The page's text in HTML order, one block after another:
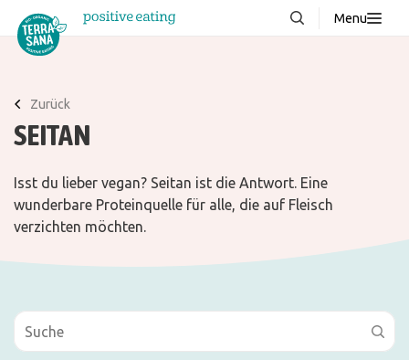
Menu
Über uns
Wissenswertes
Rezepte
Zurück
SEITAN
Isst du lieber vegan? Seitan ist die Antwort. Eine
wunderbare Proteinquelle für alle, die auf Fleisch
verzichten möchten.